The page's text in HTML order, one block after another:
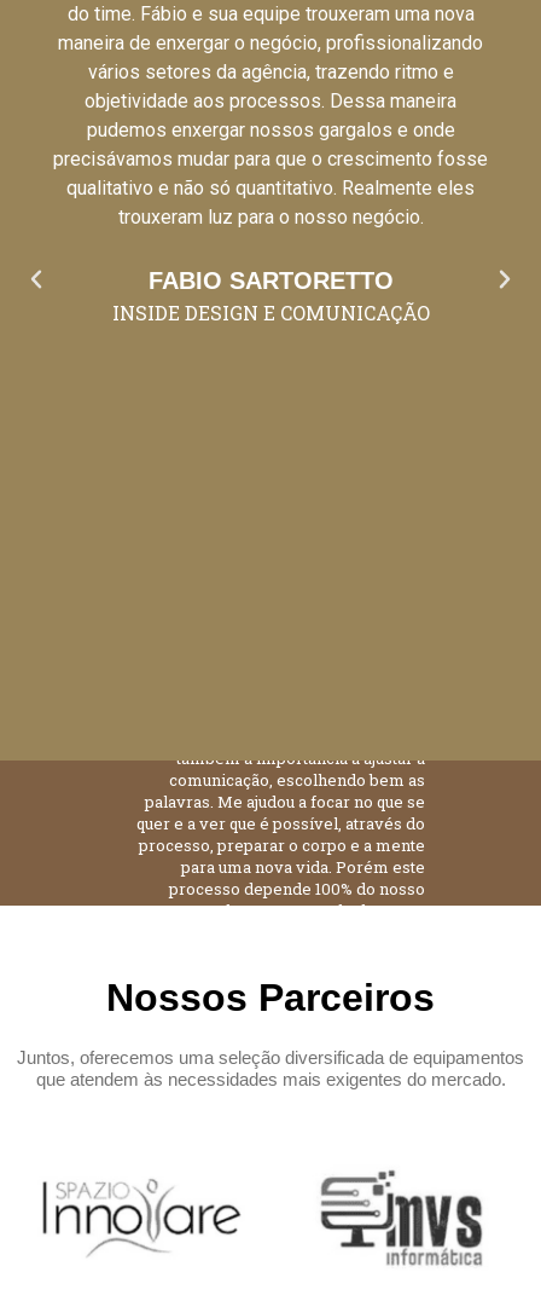
também a importância a ajustar a
comunicação, escolhendo bem as
palavras. Me ajudou a focar no que se
quer e a ver que é possível, através do
processo, preparar o corpo e a mente
para uma nova vida. Porém este
processo depende 100% do nosso
tempo, da nossa vontade do nosso
certeza.
do time. Fábio e sua equipe trouxeram uma nova
maneira de enxergar o negócio, profissionalizando
vários setores da agência, trazendo ritmo e
objetividade aos processos. Dessa maneira
pudemos enxergar nossos gargalos e onde
precisávamos mudar para que o crescimento fosse
qualitativo e não só quantitativo. Realmente eles
trouxeram luz para o nosso negócio.
FABIO SARTORETTO
INSIDE DESIGN E COMUNICAÇÃO
Nossos Parceiros
Juntos, oferecemos uma seleção diversificada de equipamentos
que atendem às necessidades mais exigentes do mercado.